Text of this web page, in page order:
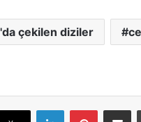
çekilen diziler